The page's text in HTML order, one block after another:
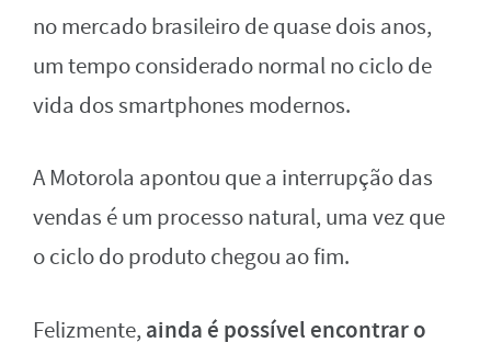
no mercado brasileiro de quase dois anos,
um tempo considerado normal no ciclo de
vida dos smartphones modernos.
A Motorola apontou que a interrupção das
vendas é um processo natural, uma vez que
o ciclo do produto chegou ao fim.
Felizmente, ainda é possível encontrar o